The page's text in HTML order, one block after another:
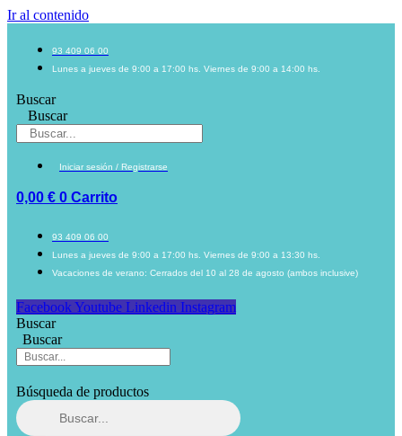
Ir al contenido
93 409 06 00
Lunes a jueves de 9:00 a 17:00 hs. Viernes de 9:00 a 14:00 hs.
Buscar
Buscar
Iniciar sesión / Registrarse
0,00 € 0 Carrito
93 409 06 00
Lunes a jueves de 9:00 a 17:00 hs. Viernes de 9:00 a 13:30 hs.
Vacaciones de verano: Cerrados del 10 al 28 de agosto (ambos inclusive)
Facebook Youtube Linkedin Instagram
Buscar
Buscar
Búsqueda de productos